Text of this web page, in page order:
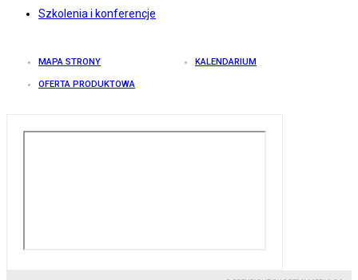
Szkolenia i konferencje
MAPA STRONY KALENDARIUM
OFERTA PRODUKTOWA